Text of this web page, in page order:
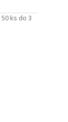
50 ks do 3